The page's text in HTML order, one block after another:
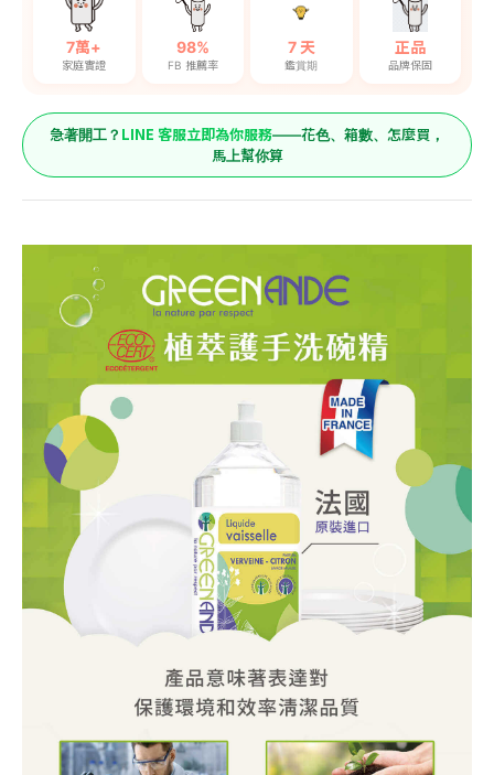
7萬+
家庭實證
98%
FB 推薦率
7 天
鑑賞期
正品
品牌保固
急著開工？ LINE 客服立即為你服務——花色、箱數、怎麼買，
馬上幫你算